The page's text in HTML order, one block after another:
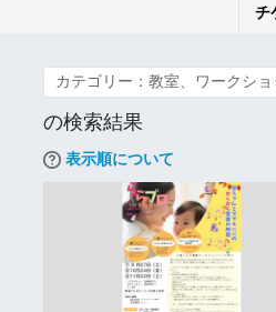
チ
カテゴリー：教室、ワークシ
の検索結果
表示順について